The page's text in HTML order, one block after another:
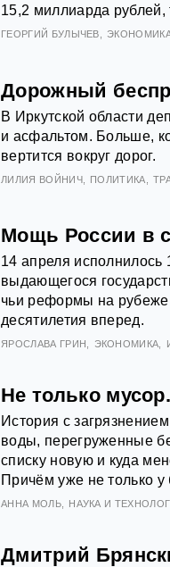
15,2 миллиарда рублей,
ГЕОРГИЙ БУЛЫЧЕВ
Дорожный
В Иркутской области
и асфальтом. Больше,
вертится вокруг дорог.
ЛИЛИЯ ВОЙНИЧ ПОЛИТИКА
Мощь России в
14 апреля
выдающегося
чьи реформы на рубеже
десятилетия вперед.
ЯРОСЛАВА ГРИН ЭКОНОМИКА
Не только
История с
воды, перегруженные
списку новую и куда
Причём уже не только у
АННА МОЛЬ НАУКА И
Дмитрий